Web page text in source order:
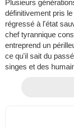
Plusieurs
définitivement pris
régressé à l'état
chef tyrannique
entreprend un
ce qu'il sait du
singes et des